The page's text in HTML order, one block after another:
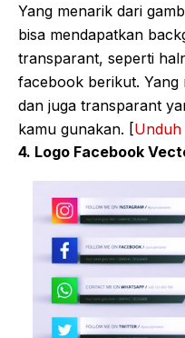
Yang menarik dari
bisa mendapatkan
transparant, seperti
facebook berikut. Yang
dan juga transparant
kamu gunakan. [
4. Logo Facebook